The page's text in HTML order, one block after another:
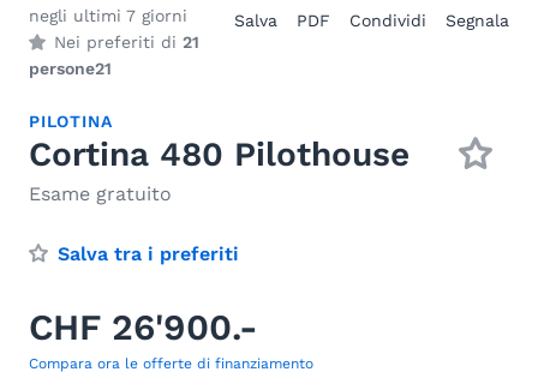
negli ultimi 7 giorni
Nei preferiti di 21
persone21
Salva PDF Condividi Segnala
PILOTINA
Cortina 480 Pilothouse
Esame gratuito
Salva tra i preferiti
CHF 26'900.-
Compara ora le offerte di finanziamento